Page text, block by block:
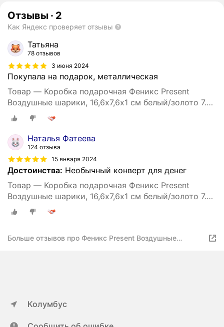
Отзывы · 2
Как Яндекс проверяет отзывы
Татьяна
78 отзывов
3 июня 2024
Покупала на подарок, металлическая
Товар — Коробка подарочная Феникс Present
Воздушные шарики, 16,6х7,6х1 см белый/золото 7.6
см 1 см
Наталья Фатеева
124 отзыва
15 января 2024
Достоинства: Необычный конверт для денег
Товар — Коробка подарочная Феникс Present
Воздушные шарики, 16,6х7,6х1 см белый/золото 7.6
см 1 см
Больше отзывов про Феникс Present Воздушные
Колумбус